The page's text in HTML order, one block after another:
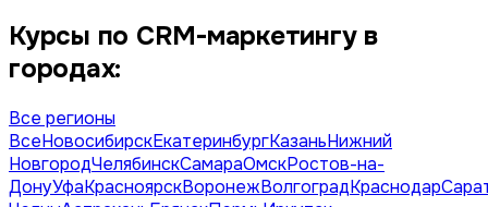
Курсы по CRM-маркетингу в
городах:
Все регионы
ВсеНовосибирскЕкатеринбургКазаньНижний
НовгородЧелябинскСамараОмскРостов-на-
ДонуУфаКрасноярскВоронежВолгоградКраснодар